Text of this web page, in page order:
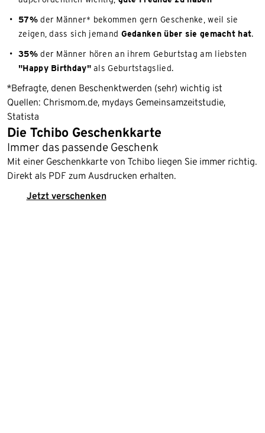
57%der Männer* bekommen gern Geschenke, weil sie
zeigen, dass sich jemand Gedanken über sie gemacht hat.
35%der Männer hören an ihrem Geburtstag am liebsten
"Happy Birthday"als Geburtstagslied.
*Befragte, denen Beschenktwerden (sehr) wichtig ist
Quellen: Chrismom.de, mydays Gemeinsamzeitstudie,
Statista
Die Tchibo Geschenkkarte
Immer das passende Geschenk
Mit einer Geschenkkarte von Tchibo liegen Sie immer richtig.
Direkt als PDF zum Ausdrucken erhalten.
Jetzt verschenken